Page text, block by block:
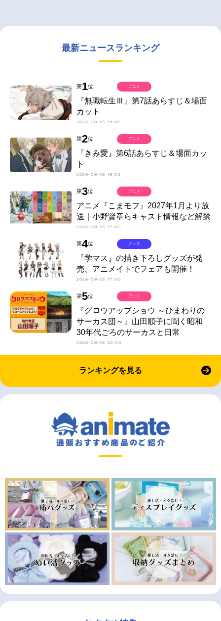
最新ニュースランキング
第1位
『無職転生Ⅲ』第7話あらすじ＆場面
カット
2026-08-05 19:01
アニメ
第2位
『きみ愛』第6話あらすじ＆場面カッ
ト
2026-08-05 18:02
アニメ
第3位
アニメ『こまモフ』2027年1月より放
送｜小野賢章らキャスト情報など解禁
2026-08-05 17:00
アニメ
第4位
『学マス』の描き下ろしグッズが発
売、アニメイトでフェアも開催！
2026-08-05 17:00
グッズ
第5位
『グロウアップショウ ～ひまわりの
サーカス団～』山田順子に聞く昭和
30年代ごろのサーカスと日常
2026-08-05 20:00
アニメ
ランキングを見る